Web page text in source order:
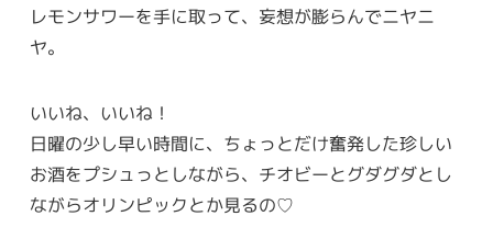
レモンサワーを手に取って、妄想が膨らんでニヤニ
ヤ。
いいね、いいね！
日曜の少し早い時間に、ちょっとだけ奮発した珍しい
お酒をプシュっとしながら、チオビーとグダグダとし
ながらオリンピックとか見るの♡